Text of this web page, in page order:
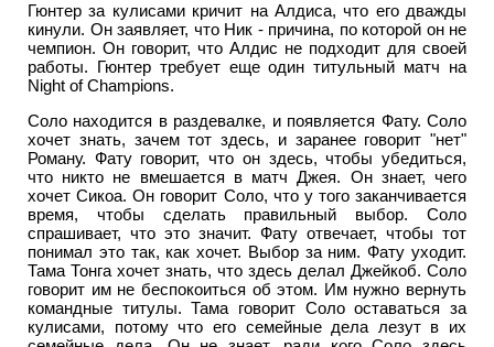
Гюнтер за кулисами кричит на Алдиса, что его дважды
кинули. Он заявляет, что Ник - причина, по которой он не
чемпион. Он говорит, что Алдис не подходит для своей
работы. Гюнтер требует еще один титульный матч на
Night of Champions.
Соло находится в раздевалке, и появляется Фату. Соло
хочет знать, зачем тот здесь, и заранее говорит "нет"
Роману. Фату говорит, что он здесь, чтобы убедиться,
что никто не вмешается в матч Джея. Он знает, чего
хочет Сикоа. Он говорит Соло, что у того заканчивается
время, чтобы сделать правильный выбор. Соло
спрашивает, что это значит. Фату отвечает, чтобы тот
понимал это так, как хочет. Выбор за ним. Фату уходит.
Тама Тонга хочет знать, что здесь делал Джейкоб. Соло
говорит им не беспокоиться об этом. Им нужно вернуть
командные титулы. Тама говорит Соло оставаться за
кулисами, потому что его семейные дела лезут в их